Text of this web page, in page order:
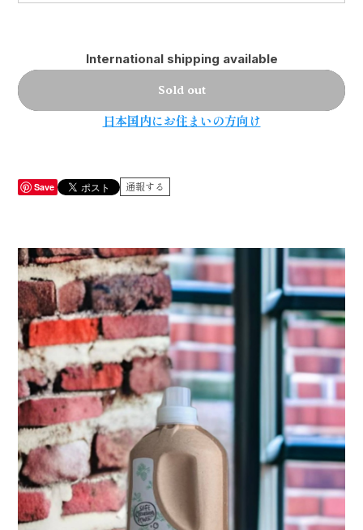
International shipping available
Sold out
日本国内にお住まいの方向け
Save 通報する